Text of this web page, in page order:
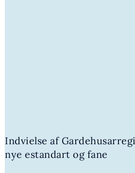
Indvielse af
nye estandart og fane
Kongehuset får ny